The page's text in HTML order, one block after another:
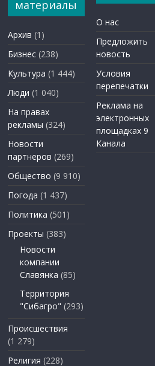
материалы
Архив (1)
Бизнес (238)
Культура (1 444)
Люди (1 040)
На правах
рекламы (324)
Новости
партнеров (269)
Общество (9 910)
Погода (1 437)
Политика (501)
Проекты (383)
Новости
компании
Славянка (85)
Территория
"Сибагро" (293)
Происшествия
(1 279)
Религия (228)
О нас
Предложить
новость
Условия
перепечатки
Реклама на
электронных
площадках 9
Канала